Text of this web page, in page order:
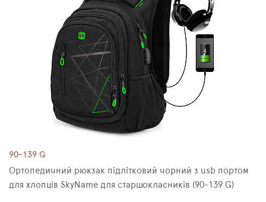
90-139 G
Ортопедичний рюкзак підлітковий чорний з usb портом
для хлопців SkyName для старшокласників (90-139 G)